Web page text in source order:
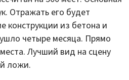
Отражать его будет
конструкции из бетона и
четыре месяца. Прямо
Лучший вид на сцену
ложи.